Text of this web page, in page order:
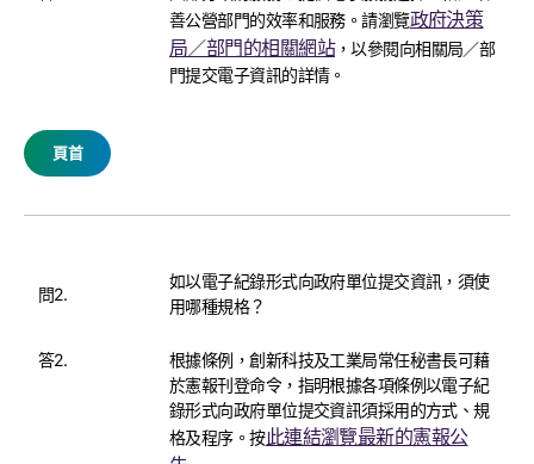
善公營部門的效率和服務。請瀏覽政府決策
局／部門的相關網站，以參閱向相關局／部
門提交電子資訊的詳情。
頁首
問2.
如以電子紀錄形式向政府單位提交資訊，須使
用哪種規格？
答2.
根據條例，創新科技及工業局常任秘書長可藉
於憲報刊登命令，指明根據各項條例以電子紀
錄形式向政府單位提交資訊須採用的方式、規
格及程序。按此連結瀏覽最新的憲報公